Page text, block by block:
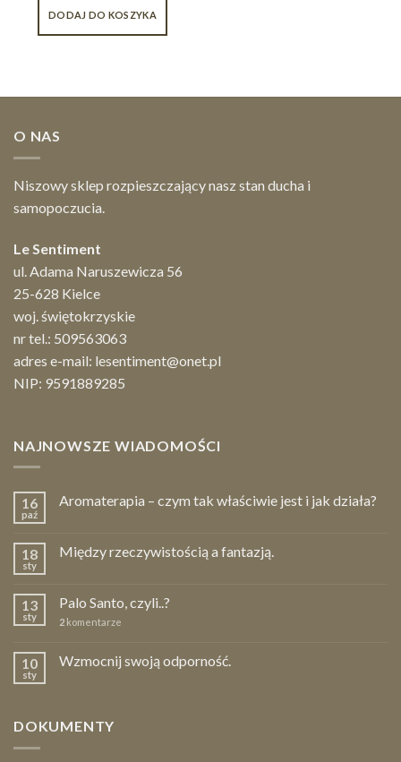
DODAJ DO KOSZYKA
O NAS
Niszowy sklep rozpieszczający nasz stan ducha i
samopoczucia.
Le Sentiment
ul. Adama Naruszewicza 56
25-628 Kielce
woj. świętokrzyskie
nr tel.: 509563063
adres e-mail: lesentiment@onet.pl
NIP: 9591889285
NAJNOWSZE WIADOMOŚCI
16
paź
Aromaterapia – czym tak właściwie jest i jak działa?
18
sty
Między rzeczywistością a fantazją.
13
sty
Palo Santo, czyli..?
2 komentarze
10
sty
Wzmocnij swoją odporność.
DOKUMENTY